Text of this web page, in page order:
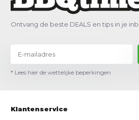
Ontvang de beste DEALS en tips in je
* Lees hier de wettelijke beperkingen
Klantenservice